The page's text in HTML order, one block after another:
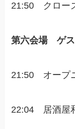
21:50 クロー
第六会場 ゲス
21:50 オープ
22:04 居酒屋